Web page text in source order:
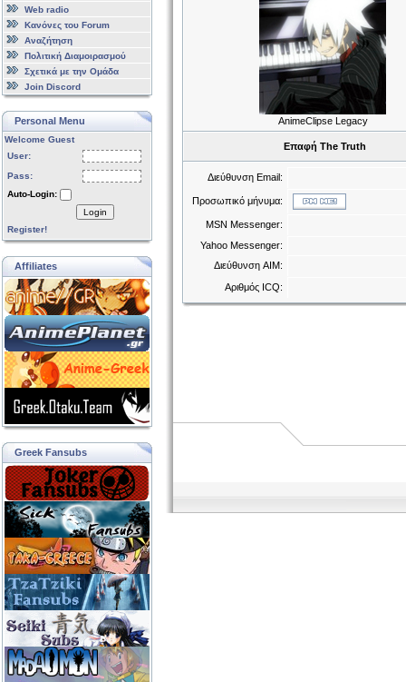
Web radio
Κανόνες του Forum
Αναζήτηση
Πολιτική Διαμοιρασμού
Σχετικά με την Ομάδα
Join Discord
Personal Menu
Welcome Guest
User:
Pass:
Auto-Login:
Login
Register!
Affiliates
Greek Fansubs
AnimeClipse Legacy
Επαφή The Truth
Διεύθυνση Email:
Προσωπικό μήνυμα:
MSN Messenger:
Yahoo Messenger:
Διεύθυνση AIM:
Αριθμός ICQ: